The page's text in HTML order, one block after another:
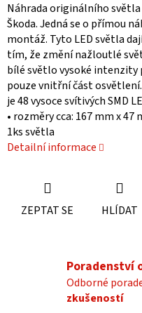
Náhrada originálního
Škoda. Jedná se o přímou
montáž. Tyto LED světla
tím, že změní nažloutlé
bílé světlo vysoké intenzity
pouze vnitřní část
je 48 vysoce svítivých SMD
• rozměry cca: 167 mm x 47
1ks světla
Detailní informace
ZEPTAT SE HLÍDAT
Poradenství
Odborné
zkušeností